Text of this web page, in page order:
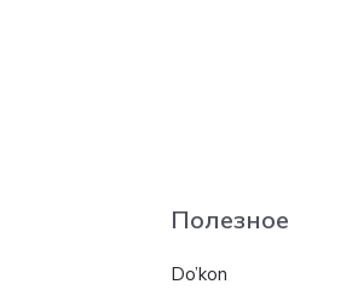
Полезное
Do’kon